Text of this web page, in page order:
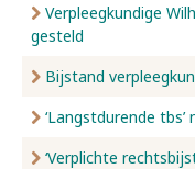
Verpleegkundige
gesteld
Bijstand
‘Langstdurende
‘Verplichte